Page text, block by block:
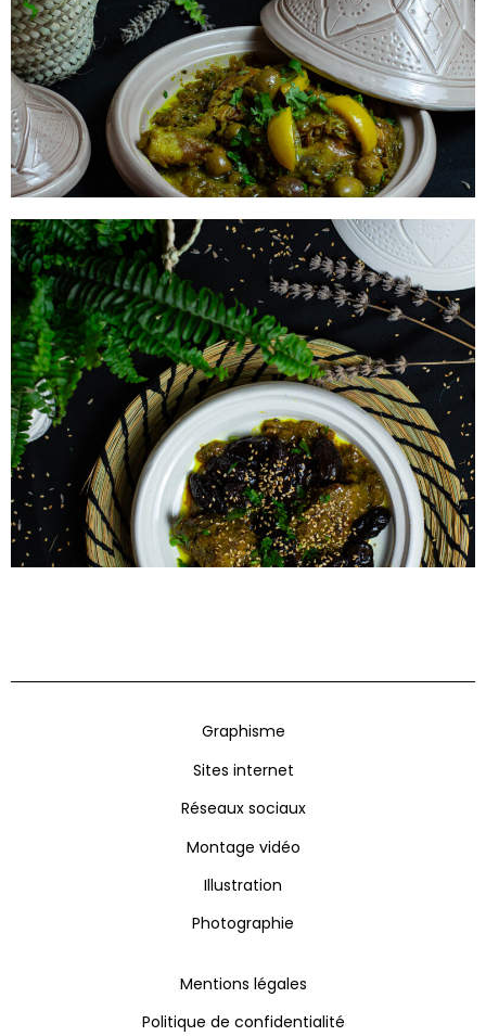
Graphisme
Sites internet
Réseaux sociaux
Montage vidéo
Illustration
Photographie
Mentions légales
Politique de confidentialité